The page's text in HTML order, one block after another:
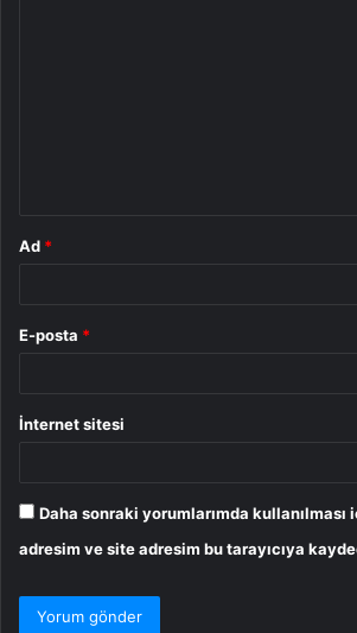
Ad *
E-posta *
İnternet sitesi
Daha sonraki yorumlarımda kullanılması
adresim ve site adresim bu tarayıcıya